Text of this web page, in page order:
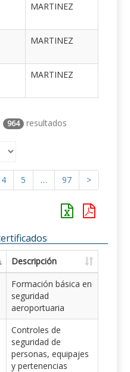
MARTINEZ
MARTINEZ
MARTINEZ
964 resultados
4 5 … 97 >
Descripción
Formación básica en
seguridad
aeroportuaria
Controles de
seguridad de
personas, equipajes
y pertenencias